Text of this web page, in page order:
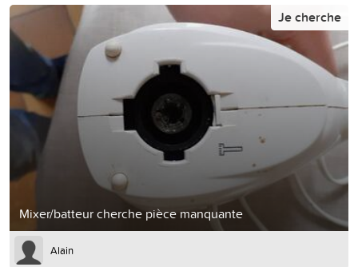
Mixer/batteur cherche pièce manquante
Je cherche
Alain